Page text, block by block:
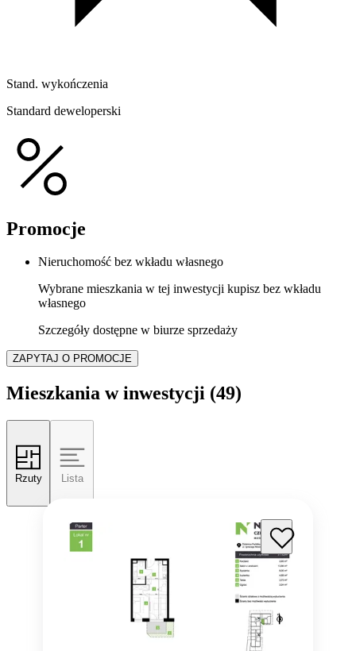
Stand. wykończenia
Standard deweloperski
Promocje
Nieruchomość bez wkładu własnego
Wybrane mieszkania w tej inwestycji kupisz bez wkładu
własnego
Szczegóły dostępne w biurze sprzedaży
ZAPYTAJ O PROMOCJE
Mieszkania w inwestycji (49)
Rzuty Lista